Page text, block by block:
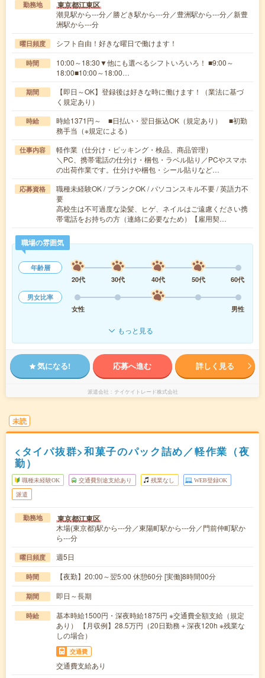
勤務地 東京都江東区
潮見駅から---分／勝どき駅から---分／豊洲駅から---分／新豊
洲駅から---分
曜日頻度 シフト自由！好きな曜日で働けます！
時間
10:00～18:30▼他にも選べるシフトいろいろ！ ■9:00～
18:00■10:00～18:00…
期間
【即日～OK】登録後は好きな時に働けます！（業法に基づ
く規定あり）
時給
時給1371円～ ■日払い・翌日振込OK（規定あり） ■初勤
務手当（※規定による）
仕事内容
軽作業（仕分け・ピッキング・検品、商品管理）
＼PC、携帯電話の仕分け・梱包・ラベル貼り／PCやスマホ
の出荷作業です。仕分けや梱包・シール貼りなど…
応募資格
職種未経験OK / ブランクOK / パソコンスキル不要 / 英語力不
要
高校生は不可過度な染髪、ヒゲ、ネイルはご遠慮ください携
帯電話をお持ちの方（連絡に必要なため）【雇用契…
職場の雰囲気
年齢層
20代
30代 40代 50代
60代
男女比率
女性
男性
もっと見る
気になる! 応募へ進む 詳しく見る
派遣会社 テイケイトレード株式会社
未読
<タイパ抜群>和菓子のパック詰め／軽作業（夜
勤）
職種未経験OK 交通費別途支給あり 残業なし WEB登録OK
派遣
勤務地 東京都江東区
木場(東京都)駅から---分／東陽町駅から---分／門前仲町駅か
ら---分
曜日頻度 週5日
時間 【夜勤】20:00～翌5:00 休憩60分 [実働]8時間00分
期間 即日～長期
時給
基本時給1500円・深夜時給1875円 ※交通費全額支給（規定
あり） 【月収例】28.5万円（20日勤務＋深夜120h ※残業な
しの場合）
交通費
交通費支給あり